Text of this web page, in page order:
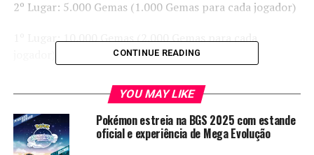
2º Lugar: 5.000 Gemas (1.000 Gemas para cada jogador)
1º Lugar: 10.000 Gemas (2.000 Gemas para cada
Confira a transmissão ao vivo:
CONTINUE READING
YOU MAY LIKE
Pokémon estreia na BGS 2025 com estande
oficial e experiência de Mega Evolução